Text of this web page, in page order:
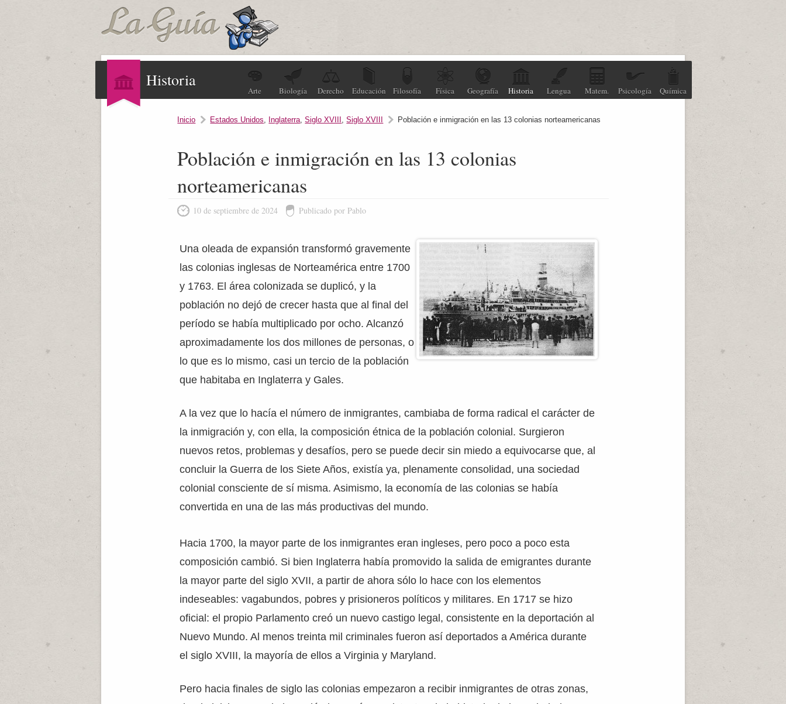
Historia
Arte Biología Derecho Educación Filosofía Física Geografía Historia Lengua Matem. Psicología Química
Inicio Estados Unidos, Inglaterra,Siglo XVIII ,Siglo XVIII Población e inmigración en las 13 colonias norteamericanas
Población e inmigración en las 13 colonias
norteamericanas
10 de septiembre de 2024 Publicado por Pablo
Una oleada de expansión transformó gravemente
las colonias inglesas de Norteamérica entre 1700
y 1763. El área colonizada se duplicó, y la
población no dejó de crecer hasta que al final del
período se había multiplicado por ocho. Alcanzó
aproximadamente los dos millones de personas, o
lo que es lo mismo, casi un tercio de la población
que habitaba en Inglaterra y Gales.
A la vez que lo hacía el número de inmigrantes, cambiaba de forma radical el carácter de
la inmigración y, con ella, la composición étnica de la población colonial. Surgieron
nuevos retos, problemas y desafíos, pero se puede decir sin miedo a equivocarse que, al
concluir la Guerra de los Siete Años, existía ya, plenamente consolidad, una sociedad
colonial consciente de sí misma. Asimismo, la economía de las colonias se había
convertida en una de las más productivas del mundo.
Hacia 1700, la mayor parte de los inmigrantes eran ingleses, pero poco a poco esta
composición cambió. Si bien Inglaterra había promovido la salida de emigrantes durante
la mayor parte del siglo XVII, a partir de ahora sólo lo hace con los elementos
indeseables: vagabundos, pobres y prisioneros políticos y militares. En 1717 se hizo
oficial: el propio Parlamento creó un nuevo castigo legal, consistente en la deportación al
Nuevo Mundo. Al menos treinta mil criminales fueron así deportados a América durante
el siglo XVIII, la mayoría de ellos a Virginia y Maryland.
Pero hacia finales de siglo las colonias empezaron a recibir inmigrantes de otras zonas,